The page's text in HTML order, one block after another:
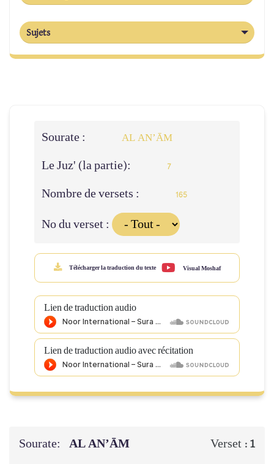
Sujets
Sourate : AL AN’ĀM
Le Juz' (la partie): 7
Nombre de versets : 165
No du verset :
Télécharger la traduction du texte Visual Moshaf
Lien de traduction audio
Lien de traduction audio avec récitation
Sourate: AL AN’ĀM Verset : 1